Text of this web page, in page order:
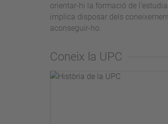
orientar-hi la formació de
implica disposar dels
aconseguir-ho.
Coneix la UPC